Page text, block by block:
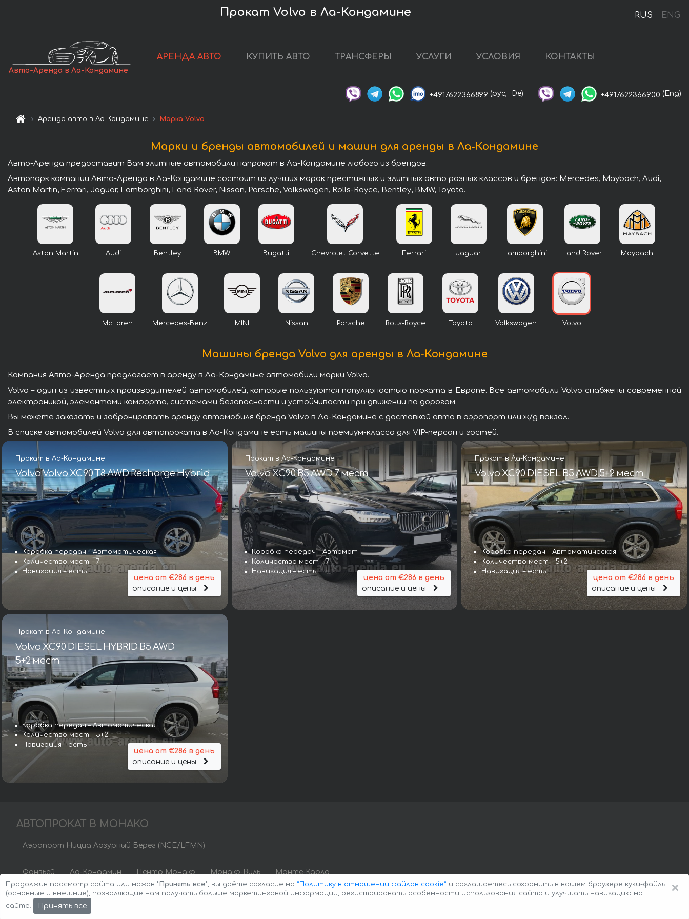
RUS ENG
Прокат Volvo в Ла-Кондамине
Авто-Аренда в Ла-Кондамине
АРЕНДА АВТО КУПИТЬ АВТО ТРАНСФЕРЫ УСЛУГИ УСЛОВИЯ КОНТАКТЫ
+4917622366899 (рус, De) +4917622366900 (Eng)
Аренда авто в Ла-Кондамине Марка Volvo
Марки и бренды автомобилей и машин для аренды в Ла-Кондамине
Авто-Аренда предоставит Вам элитные автомобили напрокат в Ла-Кондамине любого из брендов.
Автопарк компании Авто-Аренда в Ла-Кондамине состоит из лучших марок престижных и элитных авто разных классов и брендов: Mercedes, Maybach, Audi,
Aston Martin, Ferrari, Jaguar, Lamborghini, Land Rover, Nissan, Porsche, Volkswagen, Rolls-Royce, Bentley, BMW, Toyota.
Aston Martin Audi Bentley BMW Bugatti Chevrolet Corvette Ferrari Jaguar Lamborghini Land Rover Maybach
McLaren Mercedes-Benz MINI Nissan Porsche Rolls-Royce Toyota Volkswagen Volvo
Машины бренда Volvo для аренды в Ла-Кондамине
Компания Авто-Аренда предлагает в аренду в Ла-Кондамине автомобили марки Volvo.
Volvo – один из известных производителей автомобилей, которые пользуются популярностью проката в Европе. Все автомобили Volvo снабжены современной
электроникой, элементами комфорта, системами безопасности и устойчивости при движении по дорогам.
Вы можете заказать и забронировать аренду автомобиля бренда Volvo в Ла-Кондамине с доставкой авто в аэропорт или ж/д вокзал.
В списке автомобилей Volvo для автопроката в Ла-Кондамине есть машины премиум-класса для VIP-персон и гостей.
Прокат в Ла-Кондамине
Volvo Volvo XC90 T8 AWD Recharge Hybrid
Коробка передач – Автоматическая
Количество мест – 7
Навигация – есть
цена от €286 в день
описание и цены
Прокат в Ла-Кондамине
Volvo XC90 B5 AWD 7 мест
Коробка передач – Автомат
Количество мест – 7
Навигация – есть
цена от €286 в день
описание и цены
Прокат в Ла-Кондамине
Volvo XC90 DIESEL B5 AWD 5+2 мест
Коробка передач – Автоматическая
Количество мест – 5+2
Навигация – есть
цена от €286 в день
описание и цены
Прокат в Ла-Кондамине
Volvo XC90 DIESEL HYBRID B5 AWD
5+2 мест
Коробка передач – Автоматическая
Количество мест – 5+2
Навигация – есть
цена от €286 в день
описание и цены
АВТОПРОКАТ В МОНАКО
Аэропорт Ницца Лазурный Берег (NCE/LFMN)
Фонвьей Ла-Кондамин Центр Монако Монако-Виль Монте-Карло
Авторские права © 2026 Авто-Аренда
×
Продолжив просмотр сайта или нажав "Принять все", вы даёте согласие на ”Политику в отношении файлов cookie” и соглашаетесь сохранить в вашем браузере куки-файлы
(основные и внешние), позволяющие нам получать больше маркетинговой информации, регистрировать особенности использования сайта и улучшать навигацию на
сайте.
Принять все